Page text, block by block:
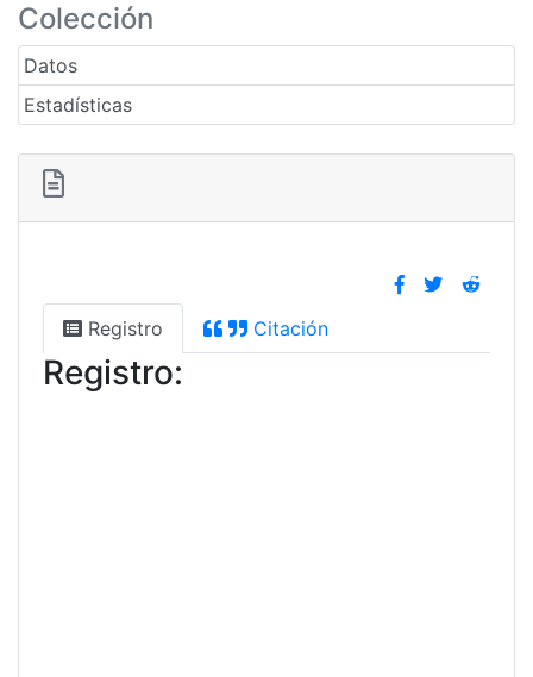
Colección
Datos
Estadísticas
Registro Citación
Registro: